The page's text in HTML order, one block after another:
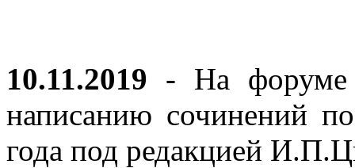
10.11.2019 - На форуме
написанию сочинений
года под редакцией